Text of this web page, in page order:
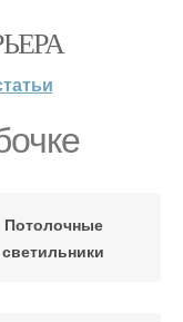
Потолочные
светильники